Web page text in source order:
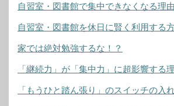
自習室・図書館で集中できなくなる理由
自習室・図書館を休日に賢く利用する
家では絶対勉強するな！？
「継続力」が「集中力」に超影響する
「もうひと踏ん張り」のスイッチの入